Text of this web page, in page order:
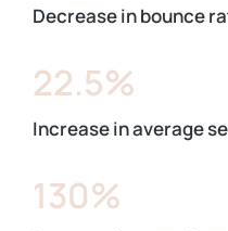
Decrease in bounce
22.5%
Increase in average
130%